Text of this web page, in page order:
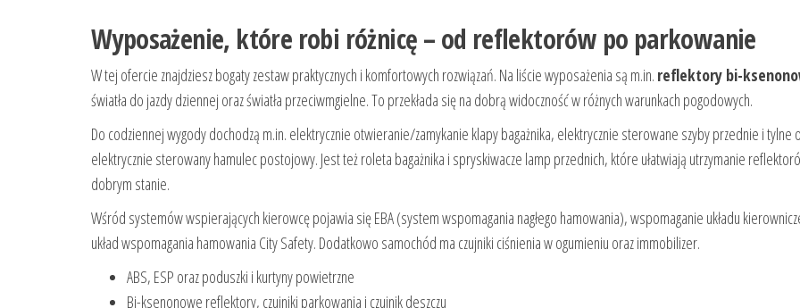
Wyposażenie, które robi różnicę – od reflektorów po parkowanie
W tej ofercie znajdziesz bogaty zestaw praktycznych i komfortowych rozwiązań. Na liście wyposażenia są m.in. reflektory bi-
światła do jazdy dziennej oraz światła przeciwmgielne. To przekłada się na dobrą widoczność w różnych warunkach pogodowych.
Do codziennej wygody dochodzą m.in. elektrycznie otwieranie/zamykanie klapy bagażnika, elektrycznie sterowane szyby przednie i tylne
elektrycznie sterowany hamulec postojowy. Jest też roleta bagażnika i spryskiwacze lamp przednich, które ułatwiają utrzymanie
dobrym stanie.
Wśród systemów wspierających kierowcę pojawia się EBA (system wspomagania nagłego hamowania), wspomaganie układu
układ wspomagania hamowania City Safety. Dodatkowo samochód ma czujniki ciśnienia w ogumieniu oraz immobilizer.
ABS, ESP oraz poduszki i kurtyny powietrzne
Bi-ksenonowe reflektory, czujniki parkowania i czujnik deszczu